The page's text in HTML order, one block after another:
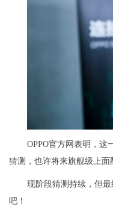
OPPO官方网表明，这
猜测，也许将来旗舰级上面
现阶段猜测持续，但
吧！